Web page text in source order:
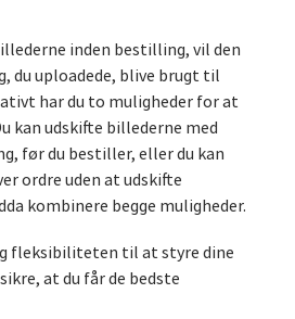
inden bestilling, vil den
du uploadede, blive brugt til
har du to muligheder for at
kan udskifte billederne med
før du bestiller, eller du kan
ordre uden at udskifte
kombinere begge muligheder.
fleksibiliteten til at styre dine
at du får de bedste